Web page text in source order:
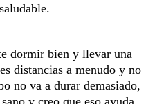
dormir bien y llevar una
distancias a menudo y no
no va a durar demasiado,
y creo que eso ayuda